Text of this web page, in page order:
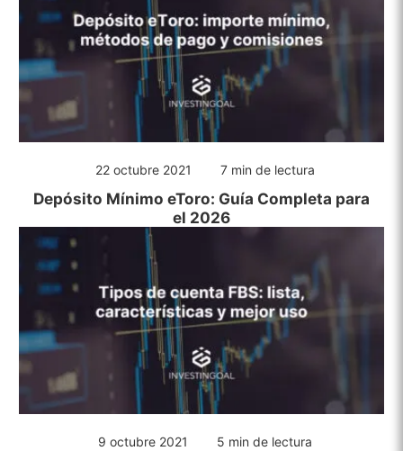
22 octubre 2021 7 min de lectura
Depósito Mínimo eToro: Guía Completa para
el 2026
9 octubre 2021 5 min de lectura